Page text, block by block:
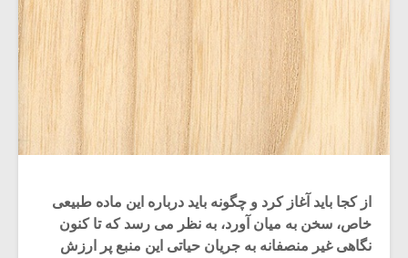
از کجا باید آغاز کرد و چگونه باید درباره این ماده طبیعی
خاص، سخن به میان آورد، به نظر می رسد که تا کنون
نگاهی غیر منصفانه به جریان حیاتی این منبع پر ارزش